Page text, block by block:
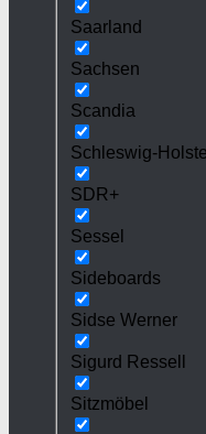
Saarland
Sachsen
Scandia
Schleswig-
SDR+
Sessel
Sideboards
Sidse Werner
Sigurd Ressell
Sitzmöbel